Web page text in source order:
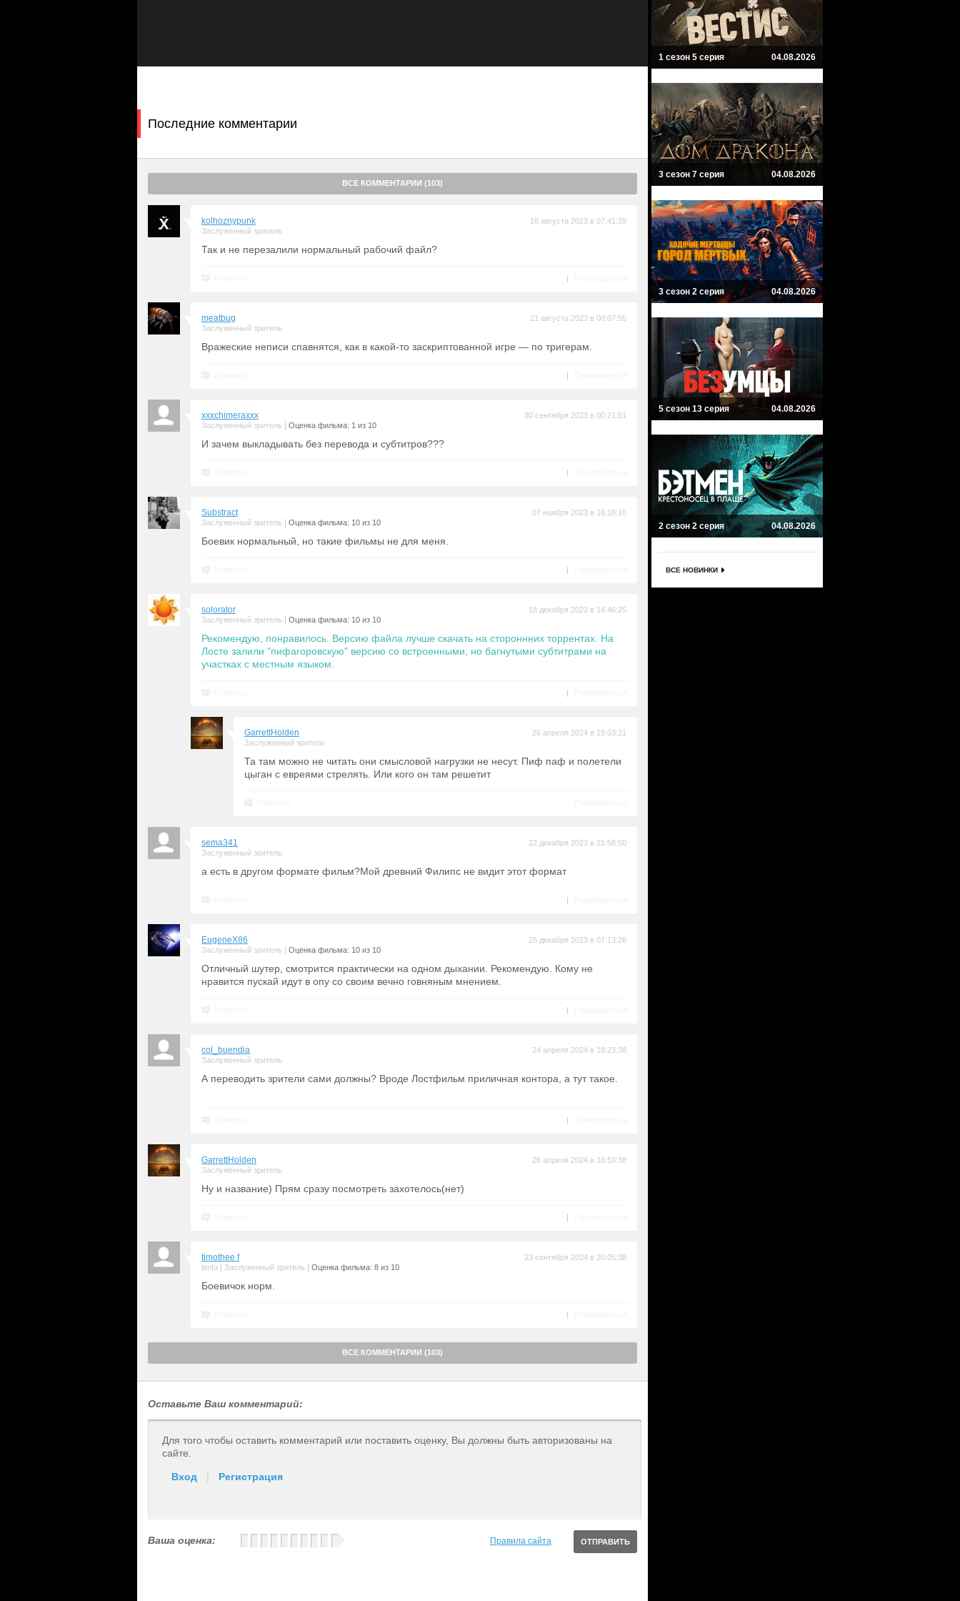
отказывается бросить мальчика в беде и пускается с ним в бега, заручившись поддержкой
Последние комментарии
ВСЕ КОММЕНТАРИИ (103)
kolhoznypunk
Заслуженный зритель
16 августа 2023 в 07:41:39
Так и не перезалили нормальный рабочий файл?
|
meatbug
Заслуженный зритель
21 августа 2023 в 00:07:55
Вражеские неписи спавнятся, как в какой-то заскриптованной игре — по тригерам.
|
xxxchimeraxxx
Заслуженный зритель Оценка фильма: 1 из 10
30 сентября 2023 в 00:21:51
И зачем выкладывать без перевода и субтитров???
|
Substract
Заслуженный зритель Оценка фильма: 10 из 10
07 ноября 2023 в 16:18:10
Боевик нормальный, но такие фильмы не для меня.
|
solorator
Заслуженный зритель Оценка фильма: 10 из 10
18 декабря 2023 в 14:46:25
Рекомендую, понравилось. Версию файла лучше скачать на стороннних торрентах. На
Лосте залили "пифагоровскую" версию со встроенными, но багнутыми субтитрами на
участках с местным языком.
|
GarrettHolden
Заслуженный зритель
26 апреля 2024 в 19:03:21
Та там можно не читать они смысловой нагрузки не несут. Пиф паф и полетели
цыган с евреями стрелять. Или кого он там решетит
sema341
Заслуженный зритель
22 декабря 2023 в 21:58:50
а есть в другом формате фильм?Мой древний Филипс не видит этот формат
|
EugeneX86
Заслуженный зритель Оценка фильма: 10 из 10
25 декабря 2023 в 07:13:26
Отличный шутер, смотрится практически на одном дыхании. Рекомендую. Кому не
нравится пускай идут в опу со своим вечно говняным мнением.
|
col_buendia
Заслуженный зритель
24 апреля 2024 в 18:23:38
А переводить зрители сами должны? Вроде Лостфильм приличная контора, а тут такое.
|
GarrettHolden
Заслуженный зритель
26 апреля 2024 в 18:59:38
Ну и название) Прям сразу посмотреть захотелось(нет)
|
timothee f
timfa Заслуженный зритель Оценка фильма: 8 из 10
23 сентября 2024 в 20:05:38
Боевичок норм.
|
ВСЕ КОММЕНТАРИИ (103)
Оставьте Ваш комментарий:
Для того чтобы оставить комментарий или поставить оценку, Вы должны быть авторизованы на
сайте.
Вход | Регистрация
Ваша оценка: Правила сайта
1 сезон 5 серия 04.08.2026
3 сезон 7 серия 04.08.2026
3 сезон 2 серия 04.08.2026
5 сезон 13 серия 04.08.2026
2 сезон 2 серия 04.08.2026
ВСЕ НОВИНКИ